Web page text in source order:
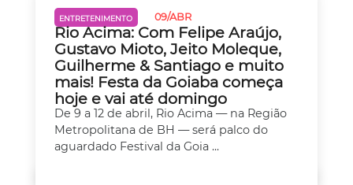
ENTRETENIMENTO 09/ABR
Rio Acima: Com Felipe Araújo,
Gustavo Mioto, Jeito Moleque,
Guilherme & Santiago e muito
mais! Festa da Goiaba começa
hoje e vai até domingo
De 9 a 12 de abril, Rio Acima — na Região
Metropolitana de BH — será palco do
aguardado Festival da Goia ...